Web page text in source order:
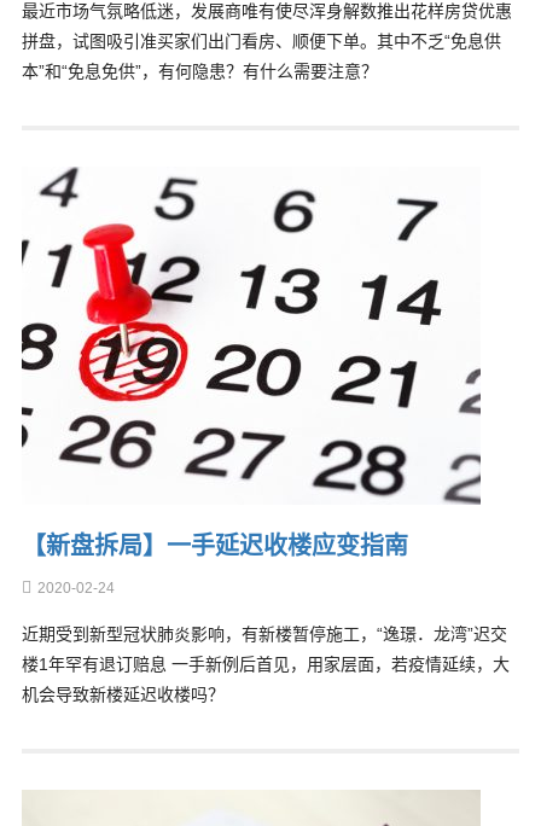
最近市场气氛略低迷，发展商唯有使尽浑身解数推出花样房贷优惠
拼盘，试图吸引准买家们出门看房、顺便下单。其中不乏“免息供
本”和“免息免供”，有何隐患？有什么需要注意？
【新盘拆局】一手延迟收楼应变指南
2020-02-24
近期受到新型冠状肺炎影响，有新楼暂停施工，“逸璟．龙湾”迟交
楼1年罕有退订赔息 一手新例后首见，用家层面，若疫情延续，大
机会导致新楼延迟收楼吗？